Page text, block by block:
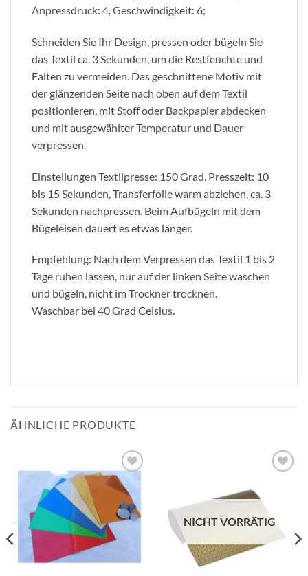
Anpressdruck: 4, Geschwindigkeit: 6;
Schneiden Sie Ihr Design, pressen oder bügeln Sie
das Textil ca. 3 Sekunden, um die Restfeuchte und
Falten zu vermeiden. Das geschnittene Motiv mit
der glänzenden Seite nach oben auf dem Textil
positionieren, mit Stoff oder Backpapier abdecken
und mit ausgewählter Temperatur und Dauer
verpressen.
Einstellungen Textilpresse: 150 Grad, Presszeit: 10
bis 15 Sekunden, Transferfolie warm abziehen, ca. 3
Sekunden nachpressen. Beim Aufbügeln mit dem
Bügeleisen dauert es etwas länger.
Empfehlung: Nach dem Verpressen das Textil 1 bis 2
Tage ruhen lassen, nur auf der linken Seite waschen
und bügeln, nicht im Trockner trocknen.
Waschbar bei 40 Grad Celsius.
ÄHNLICHE PRODUKTE
zur
Wunschliste
hinzufügen
Wunschliste
hinzufügen
NICHT VORRÄTIG